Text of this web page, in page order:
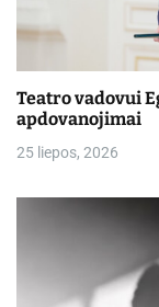
Teatro vadovui
apdovanojimai
25 liepos, 2026